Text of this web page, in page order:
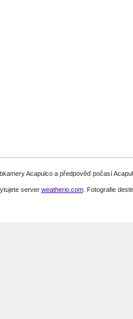
Acapulco a předpověď počasí
server weatherio.com. Fotografie